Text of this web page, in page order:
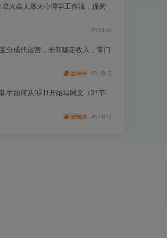
火柴人爆火心理学工作流，保姆
3154
分成代运营，长期稳定收入，零门
盟币9.9 1015
手如何从0到1开始写网文（31节
盟币9.9 1013